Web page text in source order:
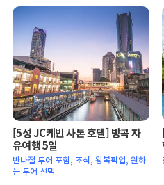
[5성 JC케빈 사톤 호텔] 방콕 자
유여행 5일
반나절 투어 포함, 조식, 왕복픽업, 원하
는 투어 선택